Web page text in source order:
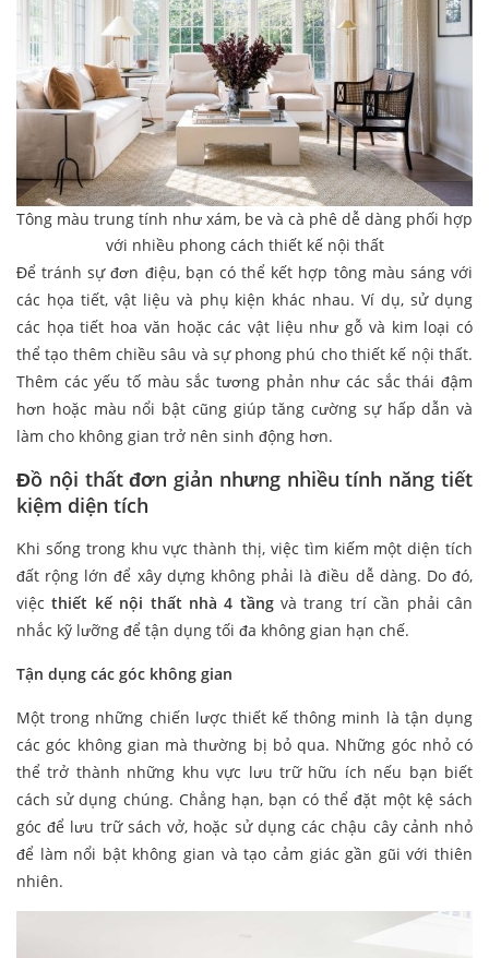
Tông màu trung tính như xám, be và cà phê dễ dàng phối hợp
với nhiều phong cách thiết kế nội thất
Để tránh sự đơn điệu, bạn có thể kết hợp tông màu sáng với
các họa tiết, vật liệu và phụ kiện khác nhau. Ví dụ, sử dụng
các họa tiết hoa văn hoặc các vật liệu như gỗ và kim loại có
thể tạo thêm chiều sâu và sự phong phú cho thiết kế nội thất.
Thêm các yếu tố màu sắc tương phản như các sắc thái đậm
hơn hoặc màu nổi bật cũng giúp tăng cường sự hấp dẫn và
làm cho không gian trở nên sinh động hơn.
Đồ nội thất đơn giản nhưng nhiều tính năng tiết
kiệm diện tích
Khi sống trong khu vực thành thị, việc tìm kiếm một diện tích
đất rộng lớn để xây dựng không phải là điều dễ dàng. Do đó,
việcthiết kế nội thất nhà 4 tầngvà trang trí cần phải cân
nhắc kỹ lưỡng để tận dụng tối đa không gian hạn chế.
Tận dụng các góc không gian
Một trong những chiến lược thiết kế thông minh là tận dụng
các góc không gian mà thường bị bỏ qua. Những góc nhỏ có
thể trở thành những khu vực lưu trữ hữu ích nếu bạn biết
cách sử dụng chúng. Chẳng hạn, bạn có thể đặt một kệ sách
góc để lưu trữ sách vở, hoặc sử dụng các chậu cây cảnh nhỏ
để làm nổi bật không gian và tạo cảm giác gần gũi với thiên
nhiên.